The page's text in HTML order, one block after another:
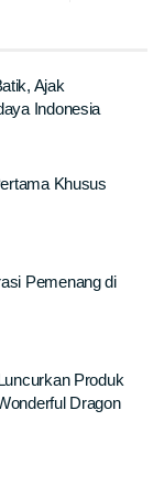
Ajak
Indonesia
Khusus
Pemenang di
Produk
Dragon